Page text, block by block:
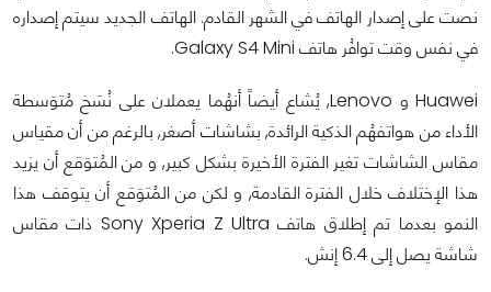
نصت على إصدار الهاتف في الشهر القادم. الهاتف الجديد سيتم إصداره
في نفس وقت توافُر هاتف Galaxy S4 Mini.
Huawei و Lenovo, يُشاع أيضاً أنهُما يعملان على نُسَخ مُتوَسطة
الأداء من هواتفهُم الذكية الرائدة, بشاشات أصغر, بالرغم من أن مقياس
مقاس الشاشات تغير الفترة الأخيرة بشكل كبير, و من المُتوَقع أن يزيد
هذا الإختلاف خلال الفترة القادمة, و لكن من المُتوَقع أن يتوقف هذا
النمو بعدما تم إطلاق هاتف Sony Xperia Z Ultra ذات مقاس
شاشة يصل إلى 6.4 إنش.